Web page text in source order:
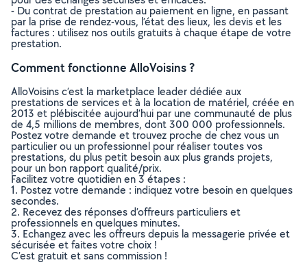
- Du contrat de prestation au paiement en ligne, en passant
par la prise de rendez-vous, l’état des lieux, les devis et les
factures : utilisez nos outils gratuits à chaque étape de votre
prestation.
Comment fonctionne AlloVoisins ?
AlloVoisins c’est la marketplace leader dédiée aux
prestations de services et à la location de matériel, créée en
2013 et plébiscitée aujourd’hui par une communauté de plus
de 4,5 millions de membres, dont 300 000 professionnels.
Postez votre demande et trouvez proche de chez vous un
particulier ou un professionnel pour réaliser toutes vos
prestations, du plus petit besoin aux plus grands projets,
pour un bon rapport qualité/prix.
Facilitez votre quotidien en 3 étapes :
1. Postez votre demande : indiquez votre besoin en quelques
secondes.
2. Recevez des réponses d’offreurs particuliers et
professionnels en quelques minutes.
3. Echangez avec les offreurs depuis la messagerie privée et
sécurisée et faites votre choix !
C’est gratuit et sans commission !